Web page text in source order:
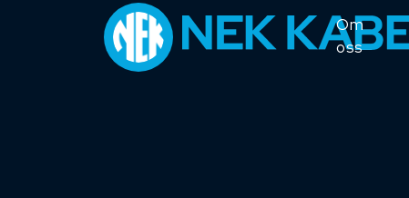
Om
oss